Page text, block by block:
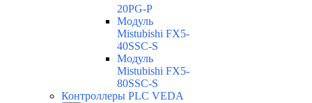
20PG-P
Модуль
Mistubishi FX5-
40SSC-S
Модуль
Mistubishi FX5-
80SSC-S
Контроллеры PLC VEDA